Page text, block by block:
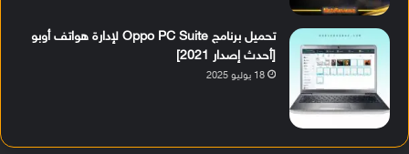
تحميل برنامج Oppo PC Suite لإدارة هواتف أوبو
[أحدث إصدار 2021]
18 يوليو 2025